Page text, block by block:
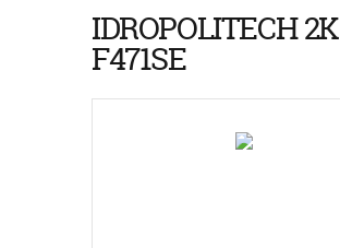
IDROPOLITECH 2K
F471SE